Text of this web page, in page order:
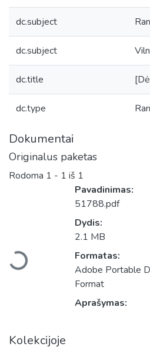
dc.subject
dc.subject
dc.title
dc.type
Dokumentai
Originalus paketas
Rodoma 1 - 1 iš 1
Įkeliama...
Pavadinimas:
51788.pdf
Dydis:
2.1 MB
Formatas:
Adobe Portable
Format
Aprašymas:
Kolekcijoje